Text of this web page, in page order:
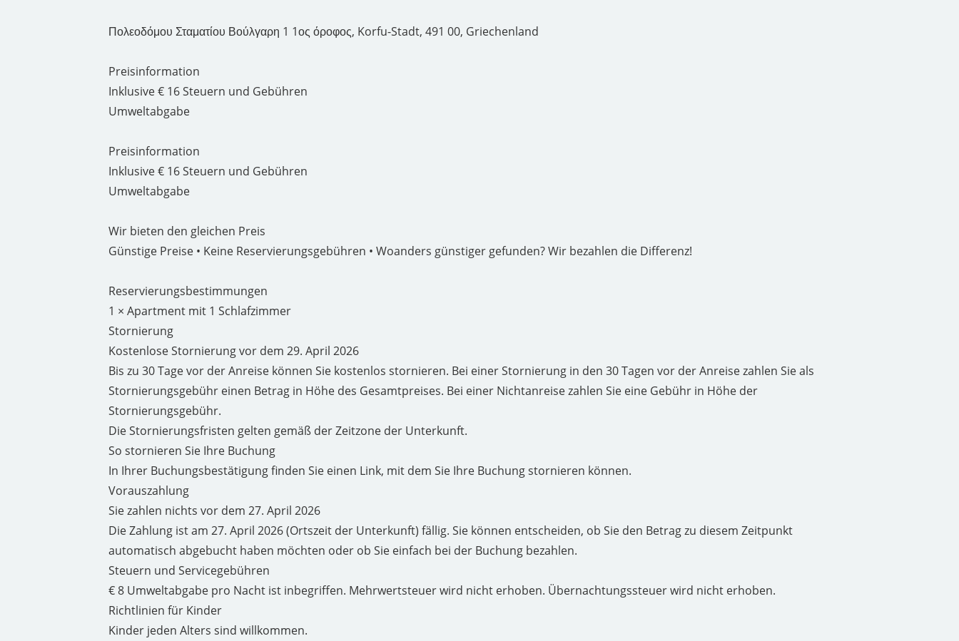
Πολεοδόμου Σταματίου Βούλγαρη 1 1ος όροφος, Korfu-Stadt, 491 00, Griechenland
Preisinformation
Inklusive € 16 Steuern und Gebühren
Umweltabgabe
Preisinformation
Inklusive € 16 Steuern und Gebühren
Umweltabgabe
Wir bieten den gleichen Preis
Günstige Preise • Keine Reservierungsgebühren • Woanders günstiger gefunden? Wir bezahlen die Differenz!
Reservierungsbestimmungen
1 × Apartment mit 1 Schlafzimmer
Stornierung
Kostenlose Stornierung vor dem 29. April 2026
Bis zu 30 Tage vor der Anreise können Sie kostenlos stornieren. Bei einer Stornierung in den 30 Tagen vor der Anreise zahlen Sie als
Stornierungsgebühr einen Betrag in Höhe des Gesamtpreises. Bei einer Nichtanreise zahlen Sie eine Gebühr in Höhe der
Stornierungsgebühr.
Die Stornierungsfristen gelten gemäß der Zeitzone der Unterkunft.
So stornieren Sie Ihre Buchung
In Ihrer Buchungsbestätigung finden Sie einen Link, mit dem Sie Ihre Buchung stornieren können.
Vorauszahlung
Sie zahlen nichts vor dem 27. April 2026
Die Zahlung ist am 27. April 2026 (Ortszeit der Unterkunft) fällig. Sie können entscheiden, ob Sie den Betrag zu diesem Zeitpunkt
automatisch abgebucht haben möchten oder ob Sie einfach bei der Buchung bezahlen.
Steuern und Servicegebühren
€ 8 Umweltabgabe pro Nacht ist inbegriffen. Mehrwertsteuer wird nicht erhoben. Übernachtungssteuer wird nicht erhoben.
Richtlinien für Kinder
Kinder jeden Alters sind willkommen.